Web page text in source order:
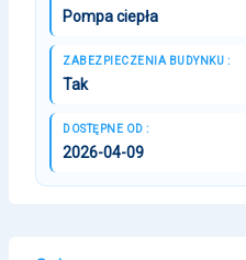
Pompa ciepła
ZABEZPIECZENIA BUDYNKU :
Tak
DOSTĘPNE OD :
2026-04-09